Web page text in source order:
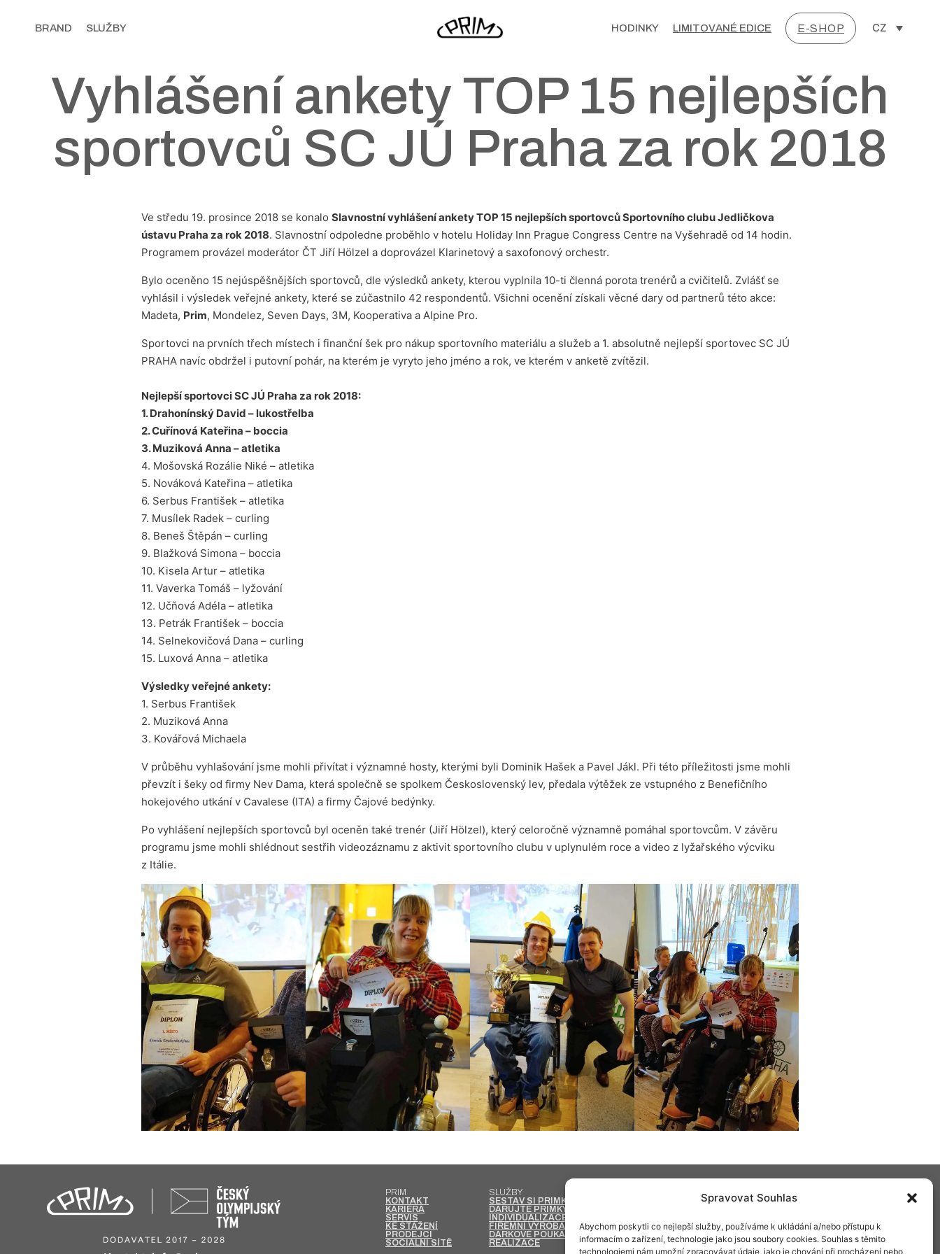
Spravovat Souhlas
Abychom poskytli co nejlepší služby, používáme k ukládání a/nebo přístupu k
informacím o zařízení, technologie jako jsou soubory cookies. Souhlas s těmito
technologiemi nám umožní zpracovávat údaje, jako je chování při procházení nebo
BRAND SLUŽBY HODINKY LIMITOVANÉ EDICE E-SHOP CZ
Vyhlášení ankety TOP 15 nejlepších
sportovců SC JÚ Praha za rok 2018
Ve středu 19. prosince 2018 se konalo Slavnostní vyhlášení ankety TOP 15 nejlepších sportovců Sportovního clubu Jedličkova
ústavu Praha za rok 2018. Slavnostní odpoledne proběhlo v hotelu Holiday Inn Prague Congress Centre na Vyšehradě od 14 hodin.
Programem provázel moderátor ČT Jiří Hölzel a doprovázel Klarinetový a saxofonový orchestr.
Bylo oceněno 15 nejúspěšnějších sportovců, dle výsledků ankety, kterou vyplnila 10-ti členná porota trenérů a cvičitelů. Zvlášť se
vyhlásil i výsledek veřejné ankety, které se zúčastnilo 42 respondentů. Všichni ocenění získali věcné dary od partnerů této akce:
Madeta, Prim, Mondelez, Seven Days, 3M, Kooperativa a Alpine Pro.
Sportovci na prvních třech místech i finanční šek pro nákup sportovního materiálu a služeb a 1. absolutně nejlepší sportovec SC JÚ
PRAHA navíc obdržel i putovní pohár, na kterém je vyryto jeho jméno a rok, ve kterém v anketě zvítězil.
Nejlepší sportovci SC JÚ Praha za rok 2018:
1. Drahonínský David – lukostřelba
2. Cuřínová Kateřina – boccia
3. Muziková Anna – atletika
4. Mošovská Rozálie Niké – atletika
5. Nováková Kateřina – atletika
6. Serbus František – atletika
7. Musílek Radek – curling
8. Beneš Štěpán – curling
9. Blažková Simona – boccia
10. Kisela Artur – atletika
11. Vaverka Tomáš – lyžování
12. Učňová Adéla – atletika
13. Petrák František – boccia
14. Selnekovičová Dana – curling
15. Luxová Anna – atletika
Výsledky veřejné ankety:
1. Serbus František
2. Muziková Anna
3. Kovářová Michaela
V průběhu vyhlašování jsme mohli přivítat i významné hosty, kterými byli Dominik Hašek a Pavel Jákl. Při této příležitosti jsme mohli
převzít i šeky od firmy Nev Dama, která společně se spolkem Československý lev, předala výtěžek ze vstupného z Benefičního
hokejového utkání v Cavalese (ITA) a firmy Čajové bedýnky.
Po vyhlášení nejlepších sportovců byl oceněn také trenér (Jiří Hölzel), který celoročně významně pomáhal sportovcům. V závěru
programu jsme mohli shlédnout sestřih videozáznamu z aktivit sportovního clubu v uplynulém roce a video z lyžařského výcviku
z Itálie.
PRIM
KONTAKT
KARIÉRA
SERVIS
KE STAŽENÍ
PRODEJCI
SOCIÁLNÍ SÍTĚ
SLUŽBY
SESTAV SI PRIMKY
DARUJTE PRIMKY
INDIVIDUALIZACE
FIREMNÍ VÝROBA
DÁRKOVÉ POUKAZY
REALIZACE
DĚTSKÉ HODINKY
KAPESNÍ HODINY
DESIGNOVÉ HODINY
BRAND
AKTUALITY
BLOG
PODPORUJEME
INZERCE V
ČASOPISECH
VÝROBNÍ
TECHNOLOGIE
DESIGN A VÝROBA
ÚDRŽBA